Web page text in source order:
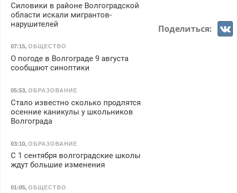
Поделиться:
Силовики в районе Волгоградской
области искали мигрантов-
нарушителей
07:15, ОБЩЕСТВО
О погоде в Волгограде 9 августа
сообщают синоптики
05:53, ОБРАЗОВАНИЕ
Стало известно сколько продлятся
осенние каникулы у школьников
Волгограда
03:10, ОБРАЗОВАНИЕ
С 1 сентября волгоградские школы
ждут большие изменения
01:05, ОБЩЕСТВО